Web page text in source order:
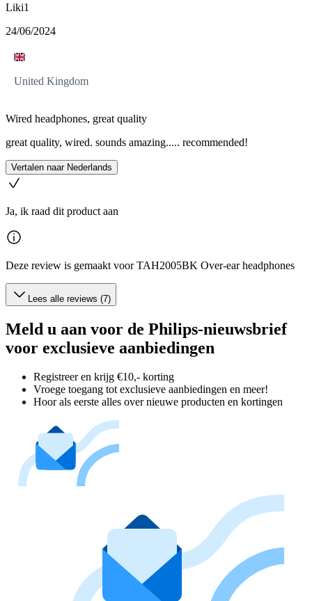
Liki1
24/06/2024
United Kingdom
Wired headphones, great quality
great quality, wired. sounds amazing..... recommended!
Vertalen naar Nederlands
Ja, ik raad dit product aan
Deze review is gemaakt voor TAH2005BK Over-ear headphones
Lees alle reviews (7)
Meld u aan voor de Philips-nieuwsbrief
voor exclusieve aanbiedingen
Registreer en krijg €10,- korting
Vroege toegang tot exclusieve aanbiedingen en meer!
Hoor als eerste alles over nieuwe producten en kortingen